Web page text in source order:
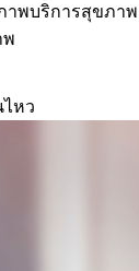
พบริการสุขภาพ
พ
หว